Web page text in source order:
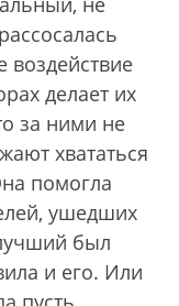
делает их
за ними не
хвататься
помогла
ушедших
был
и его. Или